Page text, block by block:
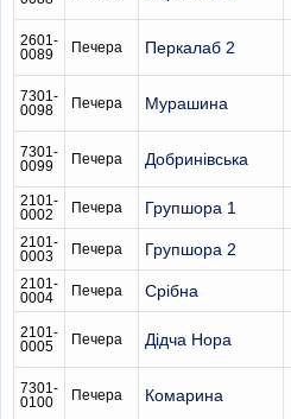
2601-
0089
Печера Перкалаб 2
7301-
0098
Печера Мурашина
7301-
0099
Печера Добринівська
2101-
0002
Печера Групшора 1
2101-
0003
Печера Групшора 2
2101-
0004
Печера Срібна
2101-
0005
Печера Дідча Нора
7301-
0100
Печера Комарина